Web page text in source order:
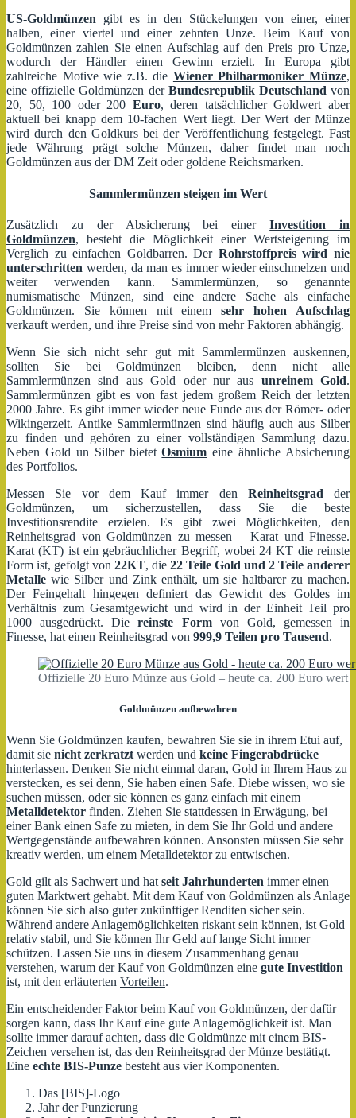
US-Goldmünzen gibt es in den Stückelungen von einer, einer
halben, einer viertel und einer zehnten Unze. Beim Kauf von
Goldmünzen zahlen Sie einen Aufschlag auf den Preis pro Unze,
wodurch der Händler einen Gewinn erzielt. In Europa gibt
zahlreiche Motive wie z.B. die Wiener Philharmoniker Münze,
eine offizielle Goldmünzen der Bundesrepublik Deutschland von
20, 50, 100 oder 200 Euro, deren tatsächlicher Goldwert aber
aktuell bei knapp dem 10-fachen Wert liegt. Der Wert der Münze
wird durch den Goldkurs bei der Veröffentlichung festgelegt. Fast
jede Währung prägt solche Münzen, daher findet man noch
Goldmünzen aus der DM Zeit oder goldene Reichsmarken.
Sammlermünzen steigen im Wert
Zusätzlich zu der Absicherung bei einerInvestition in
Goldmünzen, besteht die Möglichkeit einer Wertsteigerung im
Verglich zu einfachen Goldbarren. Der Rohrstoffpreis wird nie
unterschritten werden, da man es immer wieder einschmelzen und
weiter verwenden kann. Sammlermünzen, so genannte
numismatische Münzen, sind eine andere Sache als einfache
Goldmünzen. Sie können mit einem sehr hohen Aufschlag
verkauft werden, und ihre Preise sind von mehr Faktoren abhängig.
Wenn Sie sich nicht sehr gut mit Sammlermünzen auskennen,
sollten Sie bei Goldmünzen bleiben, denn nicht alle
Sammlermünzen sind aus Gold oder nur aus unreinem Gold.
Sammlermünzen gibt es von fast jedem großem Reich der letzten
2000 Jahre. Es gibt immer wieder neue Funde aus der Römer- oder
Wikingerzeit. Antike Sammlermünzen sind häufig auch aus Silber
zu finden und gehören zu einer vollständigen Sammlung dazu.
Neben Gold un Silber bietetOsmium eine ähnliche Absicherung
des Portfolios.
Messen Sie vor dem Kauf immer den Reinheitsgrad der
Goldmünzen, um sicherzustellen, dass Sie die beste
Investitionsrendite erzielen. Es gibt zwei Möglichkeiten, den
Reinheitsgrad von Goldmünzen zu messen – Karat und Finesse.
Karat (KT) ist ein gebräuchlicher Begriff, wobei 24 KT die reinste
Form ist, gefolgt von 22KT, die 22 Teile Gold und 2 Teile anderer
Metalle wie Silber und Zink enthält, um sie haltbarer zu machen.
Der Feingehalt hingegen definiert das Gewicht des Goldes im
Verhältnis zum Gesamtgewicht und wird in der Einheit Teil pro
1000 ausgedrückt. Diereinste Formvon Gold, gemessen in
Finesse, hat einen Reinheitsgrad von 999,9 Teilen pro Tausend.
Offizielle 20 Euro Münze aus Gold – heute ca. 200 Euro wert
Goldmünzen aufbewahren
Wenn Sie Goldmünzen kaufen, bewahren Sie sie in ihrem Etui auf,
damit sie nicht zerkratzt werden und keine Fingerabdrücke
hinterlassen. Denken Sie nicht einmal daran, Gold in Ihrem Haus zu
verstecken, es sei denn, Sie haben einen Safe. Diebe wissen, wo sie
suchen müssen, oder sie können es ganz einfach mit einem
Metalldetektor finden. Ziehen Sie stattdessen in Erwägung, bei
einer Bank einen Safe zu mieten, in dem Sie Ihr Gold und andere
Wertgegenstände aufbewahren können. Ansonsten müssen Sie sehr
kreativ werden, um einem Metalldetektor zu entwischen.
Gold gilt als Sachwert und hat seit Jahrhunderten immer einen
guten Marktwert gehabt. Mit dem Kauf von Goldmünzen als Anlage
können Sie sich also guter zukünftiger Renditen sicher sein.
Während andere Anlagemöglichkeiten riskant sein können, ist Gold
relativ stabil, und Sie können Ihr Geld auf lange Sicht immer
schützen. Lassen Sie uns in diesem Zusammenhang genau
verstehen, warum der Kauf von Goldmünzen eine gute Investition
ist, mit den erläuterten Vorteilen.
Ein entscheidender Faktor beim Kauf von Goldmünzen, der dafür
sorgen kann, dass Ihr Kauf eine gute Anlagemöglichkeit ist. Man
sollte immer darauf achten, dass die Goldmünze mit einem BIS-
Zeichen versehen ist, das den Reinheitsgrad der Münze bestätigt.
Eine echte BIS-Punze besteht aus vier Komponenten.
Das [BIS]-Logo
Jahr der Punzierung